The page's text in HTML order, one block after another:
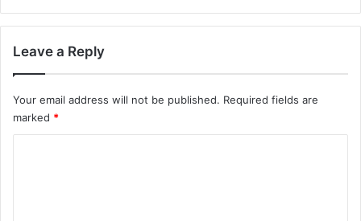
Leave a Reply
Your email address will not be published. Required fields are
marked *